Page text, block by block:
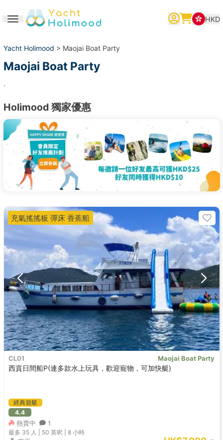
Toggle navigation HKD
Yacht Holimood > Maojai Boat Party
Maojai Boat Party
.
Holimood 獨家優惠
CL01 Maojai Boat Party
西貢日間船P(連多款水上玩具，歡迎寵物，可加快艇)
經典遊艇
4.4
熱賣中 1
最多 35 人 | 50 英呎 |8 小時
充氣搖搖板 彈床 香蕉船